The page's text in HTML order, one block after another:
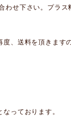
せ下さい。プラス
、送料を頂きます
っております。